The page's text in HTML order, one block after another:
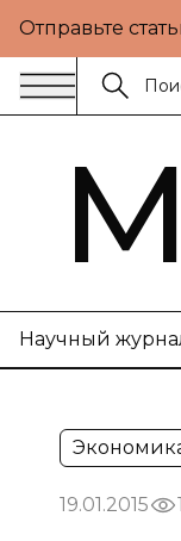
Отправьте
Научный
19.01.2015